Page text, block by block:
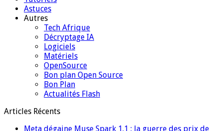
Astuces
Autres
Tech Afrique
Décryptage IA
Logiciels
Matériels
OpenSource
Bon plan Open Source
Bon Plan
Actualités Flash
Articles Récents
Meta dégaine Muse Spark 1.1 : la guerre des prix de